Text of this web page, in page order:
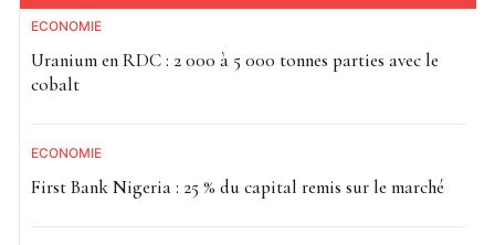
ECONOMIE
Uranium en RDC : 2 000 à 5 000 tonnes parties avec le
cobalt
ECONOMIE
First Bank Nigeria : 25 % du capital remis sur le marché